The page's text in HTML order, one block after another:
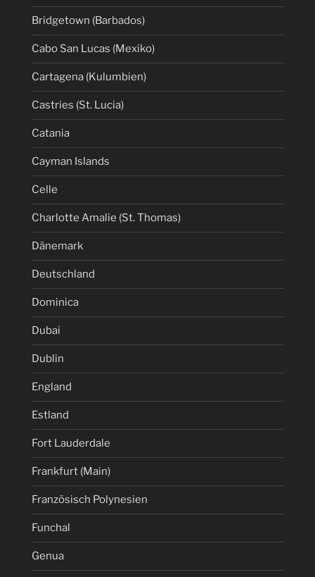
Bridgetown (Barbados)
Cabo San Lucas (Mexiko)
Cartagena (Kulumbien)
Castries (St. Lucia)
Catania
Cayman Islands
Celle
Charlotte Amalie (St. Thomas)
Dänemark
Deutschland
Dominica
Dubai
Dublin
England
Estland
Fort Lauderdale
Frankfurt (Main)
Französisch Polynesien
Funchal
Genua